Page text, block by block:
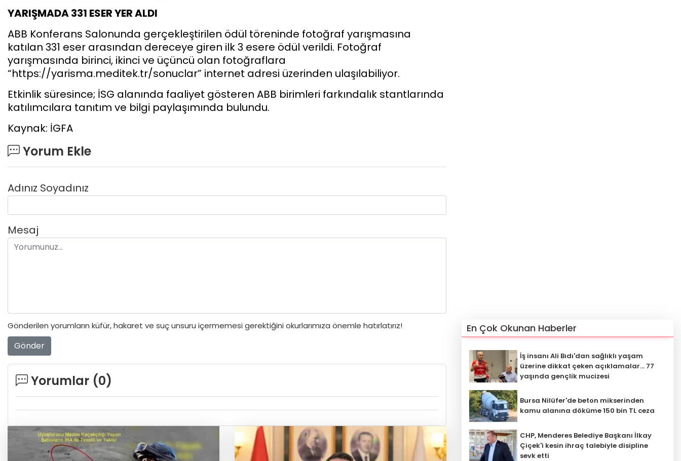
YARIŞMADA 331 ESER YER ALDI
ABB Konferans Salonunda gerçekleştirilen ödül töreninde fotoğraf yarışmasına
katılan 331 eser arasından dereceye giren ilk 3 esere ödül verildi. Fotoğraf
yarışmasında birinci, ikinci ve üçüncü olan fotoğraflara
“https://yarisma.meditek.tr/sonuclar” internet adresi üzerinden ulaşılabiliyor.
Etkinlik süresince; İSG alanında faaliyet gösteren ABB birimleri farkındalık stantlarında
katılımcılara tanıtım ve bilgi paylaşımında bulundu.
Kaynak: İGFA
Yorum Ekle
Adınız Soyadınız
Mesaj
Gönderilen yorumların küfür, hakaret ve suç unsuru içermemesi gerektiğini okurlarımıza önemle hatırlatırız!
Gönder
Yorumlar (0)
En Çok Okunan Haberler
İş insanı Ali Bıdı'dan sağlıklı yaşam
üzerine dikkat çeken açıklamalar... 77
yaşında gençlik mucizesi
Bursa Nilüfer'de beton mikserinden
kamu alanına döküme 150 bin TL ceza
CHP, Menderes Belediye Başkanı İlkay
Çiçek'i kesin ihraç talebiyle disipline
sevk etti